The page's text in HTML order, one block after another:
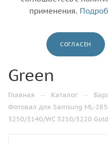
4828/Xerox
3250/3140/
3210/3220
Green
Главная — Каталог —
Фотовал для Samsung ML-
3250/3140/WC 3210/3220
применения.
СОГЛАСЕН